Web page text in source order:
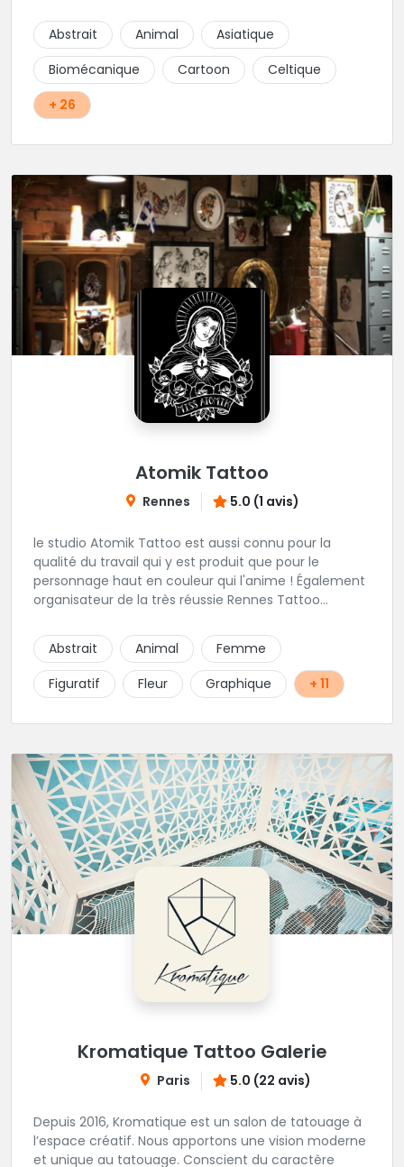
d'hygiène les plus strictes. Du new-school, du old
school, fantasy ou encore réaliste, Niko, Anthony,
Cody et les nombreux Guest seront adapter vos
idées en tatouages uniques et créatifs.
Abstrait Animal
Asiatique
Biomécanique
Cartoon
Celtique
+ 26
Atomik Tattoo
Rennes 5.0 (1 avis)
le studio Atomik Tattoo est aussi connu pour la
qualité du travail qui y est produit que pour le
personnage haut en couleur qui l'anime ! Également
organisateur de la très réussie Rennes Tattoo
mais pas que, vous pourrez passer sous le
dermographe de Miss Atomik . Avec l'assurance de
repartir avec un beau tatouage et un bon souvenir ;)
Abstrait Animal
Femme
Figuratif
Fleur Graphique + 11
Kromatique Tattoo Galerie
Paris 5.0 (22 avis)
Depuis 2016, Kromatique est un salon de tatouage à
l’espace créatif. Nous apportons une vision moderne
et unique au tatouage. Conscient du caractère